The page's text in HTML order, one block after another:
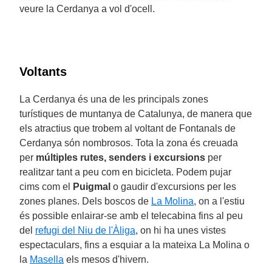
veure la Cerdanya a vol d'ocell.
Voltants
La Cerdanya és una de les principals zones
turístiques de muntanya de Catalunya, de manera que
els atractius que trobem al voltant de Fontanals de
Cerdanya són nombrosos. Tota la zona és creuada
per múltiples rutes, senders i excursions per
realitzar tant a peu com en bicicleta. Podem pujar
cims com el
Puigmal o gaudir d'excursions per les
zones planes. Dels boscos de La Molina, on a l'estiu
és possible enlairar-se amb el telecabina fins al peu
del refugi del Niu de l'Àliga, on hi ha unes vistes
espectaculars, fins a esquiar a la mateixa La Molina o
la Masella els mesos d'hivern.